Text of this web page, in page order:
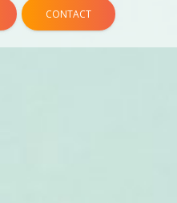
CONTACT